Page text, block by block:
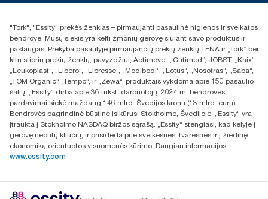
+370 5 268 3455
UAB Essity Lithuania
Naugarduko g. 98
LT-03160 Vilnius, Lietuva
"Tork", "Essity" prekės ženklas – pirmaujanti pasaulinė higienos ir sveikatos
bendrovė. Mūsų siekis yra kelti žmonių gerovę siūlant savo produktus ir
paslaugas. Prekyba pasaulyje pirmaujančių prekių ženklų TENA ir „Tork“ bei
kitų stiprių prekių ženklų, pavyzdžiui, Actimove“ „Cutimed“, JOBST, „Knix“,
„Leukoplast“, „Libero“, „Libresse“, „Modibodi“, „Lotus“, „Nosotras“, „Saba“,
„TOM Organic“ „Tempo“, ir „Zewa“, produktais vykdoma apie 150 pasaulio
šalių. „Essity“ dirba apie 36 tūkst. darbuotojų. 2024 m. bendrovės
pardavimai siekė maždaug 146 mlrd. Švedijos kronų (13 mlrd. eurų).
Bendrovės pagrindinė būstinė įsikūrusi Stokholme, Švedijoje. „Essity“ yra
įtraukta į Stokholmo NASDAQ biržos sąrašą. „Essity“ stengiasi, kad kelyje į
gerovę nebūtų kliūčių, ir prisideda prie sveikesnės, tvaresnės ir į žiedinę
ekonomiką orientuotos visuomenės kūrimo. Daugiau informacijos
www.essity.com